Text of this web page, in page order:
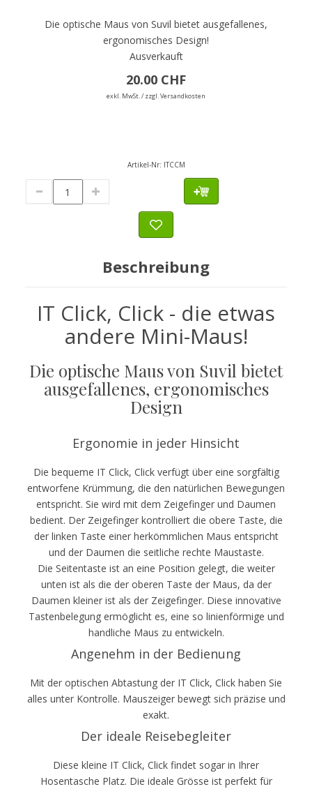
Die optische Maus von Suvil bietet ausgefallenes,
ergonomisches Design!
Ausverkauft
20.00 CHF
exkl. MwSt. / zzgl. Versandkosten
Artikel-Nr: ITCCM
Beschreibung
IT Click, Click - die etwas
andere Mini-Maus!
Die optische Maus von Suvil bietet
ausgefallenes, ergonomisches
Design
Ergonomie in jeder Hinsicht
Die bequeme IT Click, Click verfügt über eine sorgfältig
entworfene Krümmung, die den natürlichen Bewegungen
entspricht. Sie wird mit dem Zeigefinger und Daumen
bedient. Der Zeigefinger kontrolliert die obere Taste, die
der linken Taste einer herkömmlichen Maus entspricht
und der Daumen die seitliche rechte Maustaste.
Die Seitentaste ist an eine Position gelegt, die weiter
unten ist als die der oberen Taste der Maus, da der
Daumen kleiner ist als der Zeigefinger. Diese innovative
Tastenbelegung ermöglicht es, eine so linienförmige und
handliche Maus zu entwickeln.
Angenehm in der Bedienung
Mit der optischen Abtastung der IT Click, Click haben Sie
alles unter Kontrolle. Mauszeiger bewegt sich präzise und
exakt.
Der ideale Reisebegleiter
Diese kleine IT Click, Click findet sogar in Ihrer
Hosentasche Platz. Die ideale Grösse ist perfekt für